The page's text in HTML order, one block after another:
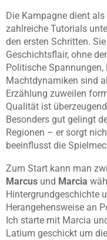
Die Kampagne dient
zahlreiche Tutorials
den ersten Schritten.
Geschichts­flair, ohne
Politische
Machtdynamiken sind
Erzählung zuweilen
Qualität ist
Besonders gut gelingt
Regionen – er sorgt
beeinflusst die
Zum Start kann man
Marcus und Marcia
Hintergrundgeschichte
Herangehensweise an
Ich starte mit Marcia
Latium geschickt um